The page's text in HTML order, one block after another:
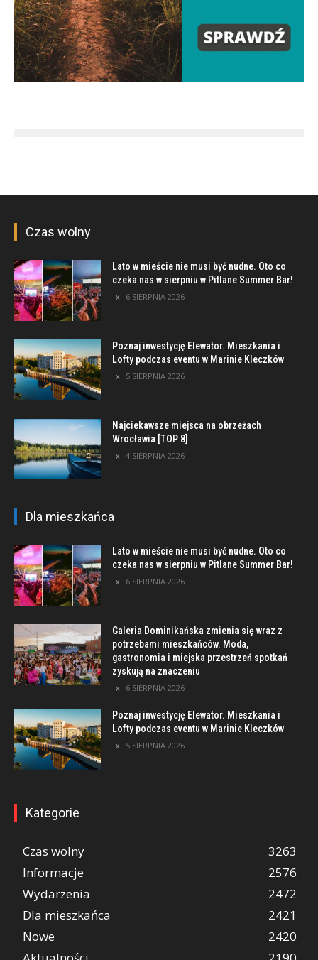
Czas wolny
Lato w mieście nie musi być nudne. Oto co
czeka nas w sierpniu w Pitlane Summer Bar!
6 SIERPNIA 2026
Poznaj inwestycję Elewator. Mieszkania i
Lofty podczas eventu w Marinie Kleczków
5 SIERPNIA 2026
Najciekawsze miejsca na obrzeżach
Wrocławia [TOP 8]
4 SIERPNIA 2026
Dla mieszkańca
Lato w mieście nie musi być nudne. Oto co
czeka nas w sierpniu w Pitlane Summer Bar!
6 SIERPNIA 2026
Galeria Dominikańska zmienia się wraz z
potrzebami mieszkańców. Moda,
gastronomia i miejska przestrzeń spotkań
zyskują na znaczeniu
6 SIERPNIA 2026
Poznaj inwestycję Elewator. Mieszkania i
Lofty podczas eventu w Marinie Kleczków
5 SIERPNIA 2026
Kategorie
Czas wolny
3263
Informacje
2576
Wydarzenia
2472
Dla mieszkańca
2421
Nowe
2420